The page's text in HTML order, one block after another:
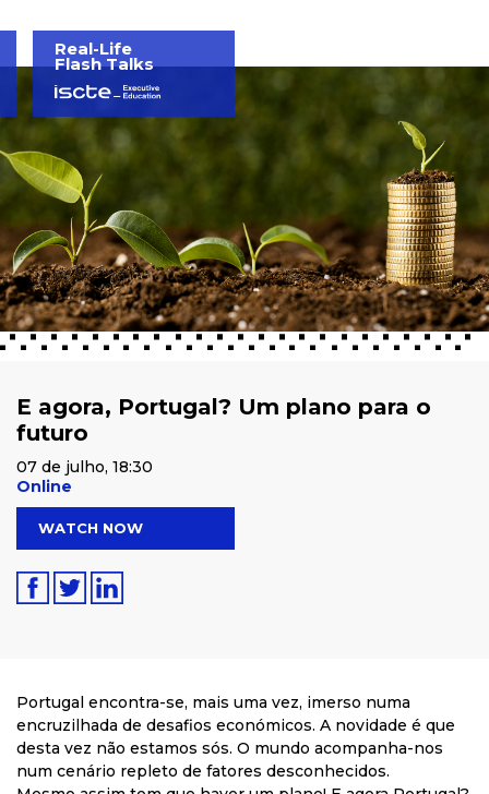
Real-Life
Flash Talks
E agora, Portugal? Um plano para o
futuro
07 de julho, 18:30
Online
WATCH NOW
Portugal encontra-se, mais uma vez, imerso numa
encruzilhada de desafios económicos. A novidade é que
desta vez não estamos sós. O mundo acompanha-nos
num cenário repleto de fatores desconhecidos.